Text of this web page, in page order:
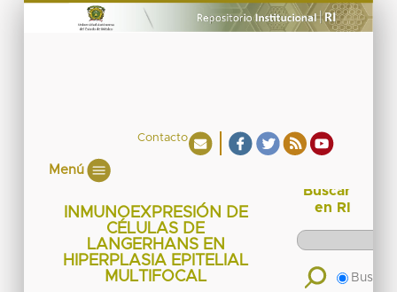
Contacto
Menú
INMUNOEXPRESIÓN DE
CÉLULAS DE
LANGERHANS EN
HIPERPLASIA EPITELIAL
MULTIFOCAL
Buscar
en RI
Buscar